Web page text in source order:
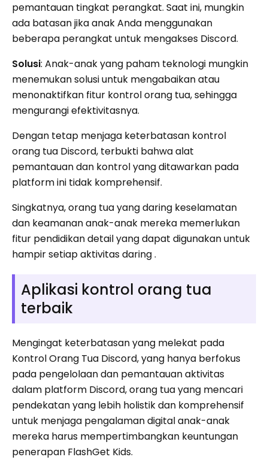
pemantauan tingkat perangkat. Saat ini, mungkin
ada batasan jika anak Anda menggunakan
beberapa perangkat untuk mengakses Discord.
Solusi: Anak-anak yang paham teknologi mungkin
menemukan solusi untuk mengabaikan atau
menonaktifkan fitur kontrol orang tua, sehingga
mengurangi efektivitasnya.
Dengan tetap menjaga keterbatasan kontrol
orang tua Discord, terbukti bahwa alat
pemantauan dan kontrol yang ditawarkan pada
platform ini tidak komprehensif.
Singkatnya, orang tua yang daring keselamatan
dan keamanan anak-anak mereka memerlukan
fitur pendidikan detail yang dapat digunakan untuk
hampir setiap aktivitas daring .
Aplikasi kontrol orang tua
terbaik
Mengingat keterbatasan yang melekat pada
Kontrol Orang Tua Discord, yang hanya berfokus
pada pengelolaan dan pemantauan aktivitas
dalam platform Discord, orang tua yang mencari
pendekatan yang lebih holistik dan komprehensif
untuk menjaga pengalaman digital anak-anak
mereka harus mempertimbangkan keuntungan
penerapan FlashGet Kids.